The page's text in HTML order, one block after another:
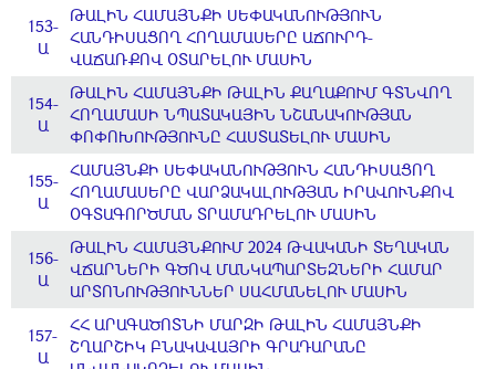
153-
Ա
ԹԱԼԻՆ ՀԱՄԱՅՆՔԻ ՍԵՓԱԿԱՆՈՒԹՅՈՒՆ
ՀԱՆԴԻՍԱՑՈՂ ՀՈՂԱՄԱՍԵՐԸ ԱՃՈՒՐԴ-
ՎԱՃԱՌՔՈՎ ՕՏԱՐԵԼՈՒ ՄԱՍԻՆ
154-
Ա
ԹԱԼԻՆ ՀԱՄԱՅՆՔԻ ԹԱԼԻՆ ՔԱՂԱՔՈՒՄ ԳՏՆՎՈՂ
ՀՈՂԱՄԱՍԻ ՆՊԱՏԱԿԱՅԻՆ ՆՇԱՆԱԿՈՒԹՅԱՆ
ՓՈՓՈԽՈՒԹՅՈՒՆԸ ՀԱՍՏԱՏԵԼՈՒ ՄԱՍԻՆ
155-
Ա
ՀԱՄԱՅՆՔԻ ՍԵՓԱԿԱՆՈՒԹՅՈՒՆ ՀԱՆԴԻՍԱՑՈՂ
ՀՈՂԱՄԱՍԵՐԸ ՎԱՐՁԱԿԱԼՈՒԹՅԱՆ ԻՐԱՎՈՒՆՔՈՎ
ՕԳՏԱԳՈՐԾՄԱՆ ՏՐԱՄԱԴՐԵԼՈՒ ՄԱՍԻՆ
156-
Ա
ԹԱԼԻՆ ՀԱՄԱՅՆՔՈՒՄ 2024 ԹՎԱԿԱՆԻ ՏԵՂԱԿԱՆ
ՎՃԱՐՆԵՐԻ ԳԾՈՎ ՄԱՆԿԱՊԱՐՏԵԶՆԵՐԻ ՀԱՄԱՐ
ԱՐՏՈՆՈՒԹՅՈՒՆՆԵՐ ՍԱՀՄԱՆԵԼՈՒ ՄԱՍԻՆ
157-
Ա
ՀՀ ԱՐԱԳԱԾՈՏՆԻ ՄԱՐԶԻ ԹԱԼԻՆ ՀԱՄԱՅՆՔԻ
ՇՂԱՐՇԻԿ ԲՆԱԿԱՎԱՅՐԻ ԳՐԱԴԱՐԱՆԸ